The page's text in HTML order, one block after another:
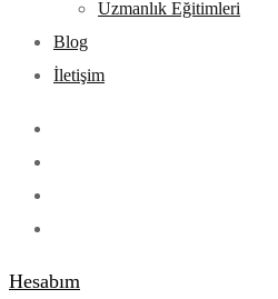
Uzmanlık Eğitimleri
Blog
İletişim
Hesabım